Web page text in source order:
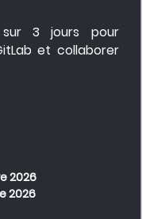
3 jours pour
et collaborer
2026
2026